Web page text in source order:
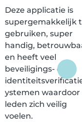
Deze applicatie is
supergemakkelijk
gebruiken, super
handig,
en heeft veel
beveiligings- en
ystemen waardoor
leden zich veilig
voelen.